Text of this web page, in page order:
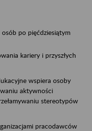
po pięćdziesiątym
kariery i przyszłych
wspiera osoby
aktywności
stereotypów
pracodawców